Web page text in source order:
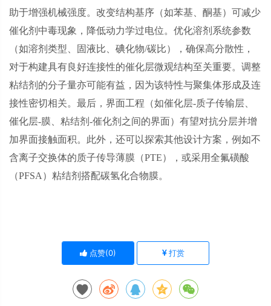
助于增强机械强度。改变结构基序（如苯基、酮基）可减少
催化剂中毒现象，降低动力学过电位。优化溶剂系统参数
（如溶剂类型、固液比、碘化物/碳比），确保高分散性，
对于构建具有良好连接性的催化层微观结构至关重要。调整
粘结剂的分子量亦可能有益，因为该特性与聚集体形成及连
接性密切相关。最后，界面工程（如催化层-质子传输层、
催化层-膜、粘结剂 -催化剂之间的界面）有望对抗分层并增
加界面接触面积。此外，还可以探索其他设计方案，例如不
含离子交换体的质子传导薄膜（PTE），或采用全氟磺酸
（PFSA ）粘结剂搭配碳氢化合物膜。
点赞(0) 打赏